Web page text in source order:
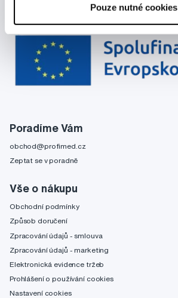
Pouze nutné cookies
Poradíme Vám
obchod@profimed.cz
Zeptat se v poradně
Vše o nákupu
Obchodní podmínky
Způsob doručení
Zpracování údajů - smlouva
Zpracování údajů - marketing
Elektronická evidence tržeb
Prohlášení o používání cookies
Nastavení cookies